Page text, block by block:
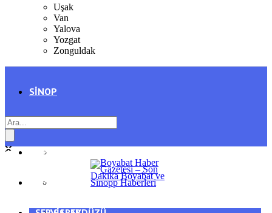
Uşak
Van
Yalova
Yozgat
Zonguldak
SINOP
AYANCIK
GENEL
SPOR